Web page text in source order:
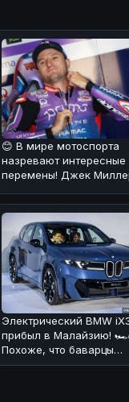
USB
Audio Out
😊 В мире мотоспорта
назревают интересные
перемены! Джек
мотогонщик,
Электрический BMW
прибыл в Малайзию!
Похоже, что баварцы
наконец-то добрались